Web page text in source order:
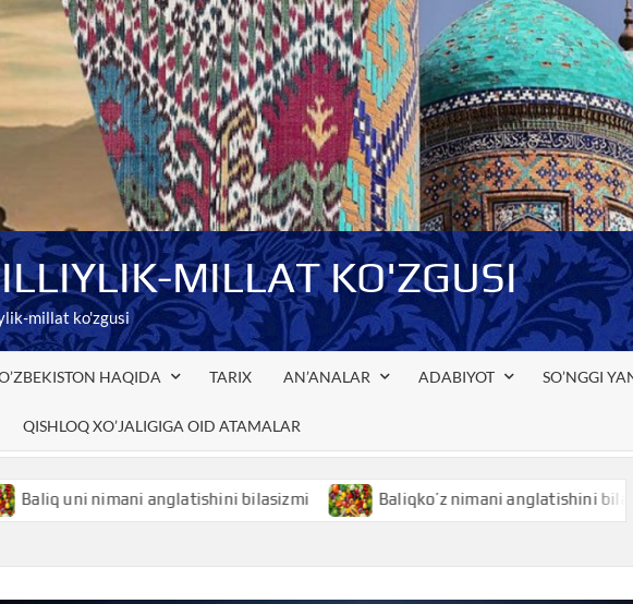
MILLAT KO'ZGUSI
millat ko'zgusi
HAQIDA TARIX AN’ANALAR ADABIYOT SO’NGGI
QISHLOQ XO’JALIGIGA OID ATAMALAR
anglatishini bilasizmi Baliqko’z nimani anglatishini bilasizmi